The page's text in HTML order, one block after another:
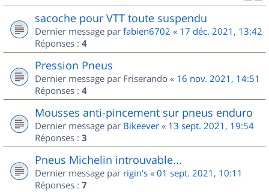
sacoche pour VTT toute suspendu
Dernier message par fabien6702 « 17 déc. 2021, 13:42
Réponses : 4
Pression Pneus
Dernier message par Friserando « 16 nov. 2021, 14:51
Réponses : 4
Mousses anti-pincement sur pneus enduro
Dernier message par Bikeever « 13 sept. 2021, 19:54
Réponses : 3
Pneus Michelin introuvable...
Dernier message par rigin's « 01 sept. 2021, 10:11
Réponses : 7